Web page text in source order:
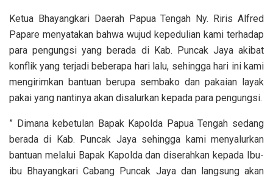
Ketua Bhayangkari Daerah Papua Tengah Ny. Riris Alfred
Papare menyatakan bahwa wujud kepedulian kami terhadap
para pengungsi yang berada di Kab. Puncak Jaya akibat
konflik yang terjadi beberapa hari lalu, sehingga hari ini kami
mengirimkan bantuan berupa sembako dan pakaian layak
pakai yang nantinya akan disalurkan kepada para pengungsi.
” Dimana kebetulan Bapak Kapolda Papua Tengah sedang
berada di Kab. Puncak Jaya sehingga kami menyalurkan
bantuan melalui Bapak Kapolda dan diserahkan kepada Ibu-
ibu Bhayangkari Cabang Puncak Jaya dan langsung akan